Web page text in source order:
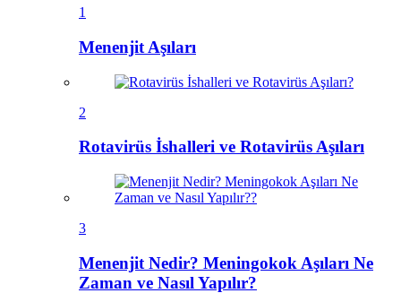
1
Menenjit Aşıları
2
Rotavirüs İshalleri ve Rotavirüs Aşıları
3
Menenjit Nedir? Meningokok Aşıları Ne
Zaman ve Nasıl Yapılır?